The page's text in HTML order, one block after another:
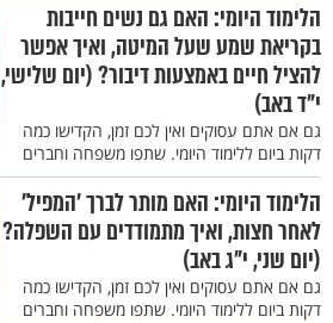
הלימוד היומי: האם גם נשים חייבות
בקריאת שמע שעל המיטה, ואיך אפשר
להציל חיים באמצעות דיבור? (יום שלישי,
י"ד באב)
גם אם אתם עסוקים ואין לכם זמן, הקדישו כמה
דקות ביום ללימוד היומי. שתפו משפחה וחברים
הלימוד היומי: האם מותר לברך 'המפיל'
לאחר חצות, ואיך מתמודדים עם השפלה?
(יום שני, י"ג באב)
גם אם אתם עסוקים ואין לכם זמן, הקדישו כמה
דקות ביום ללימוד היומי. שתפו משפחה וחברים